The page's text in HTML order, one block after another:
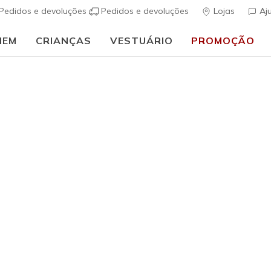
e devoluções Pedidos e devoluções Lojas
CRIANÇAS VESTUÁRIO PROMOÇÃO